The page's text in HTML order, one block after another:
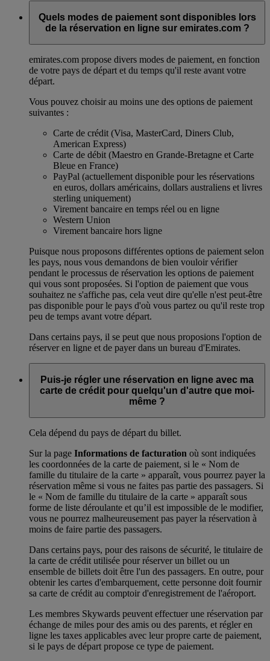
Quels modes de paiement sont disponibles lors
de la réservation en ligne sur emirates.com ?
emirates.com propose divers modes de paiement, en fonction
de votre pays de départ et du temps qu'il reste avant votre
départ.
Vous pouvez choisir au moins une des options de paiement
suivantes :
Carte de crédit (Visa, MasterCard, Diners Club,
American Express)
Carte de débit (Maestro en Grande-Bretagne et Carte
Bleue en France)
PayPal (actuellement disponible pour les réservations
en euros, dollars américains, dollars australiens et livres
sterling uniquement)
Virement bancaire en temps réel ou en ligne
Western Union
Virement bancaire hors ligne
Puisque nous proposons différentes options de paiement selon
les pays, nous vous demandons de bien vouloir vérifier
pendant le processus de réservation les options de paiement
qui vous sont proposées. Si l'option de paiement que vous
souhaitez ne s'affiche pas, cela veut dire qu'elle n'est peut-être
pas disponible pour le pays d'où vous partez ou qu'il reste trop
peu de temps avant votre départ.
Dans certains pays, il se peut que nous proposions l'option de
réserver en ligne et de payer dans un bureau d'Emirates.
Puis-je régler une réservation en ligne avec ma
carte de crédit pour quelqu'un d'autre que moi-
même ?
Cela dépend du pays de départ du billet.
Sur la page Informations de facturation où sont indiquées
les coordonnées de la carte de paiement, si le « Nom de
famille du titulaire de la carte » apparaît, vous pourrez payer la
réservation même si vous ne faites pas partie des passagers. Si
le « Nom de famille du titulaire de la carte » apparaît sous
forme de liste déroulante et qu’il est impossible de le modifier,
vous ne pourrez malheureusement pas payer la réservation à
moins de faire partie des passagers.
Dans certains pays, pour des raisons de sécurité, le titulaire de
la carte de crédit utilisée pour réserver un billet ou un
ensemble de billets doit être l'un des passagers. En outre, pour
obtenir les cartes d'embarquement, cette personne doit fournir
sa carte de crédit au comptoir d'enregistrement de l'aéroport.
Les membres Skywards peuvent effectuer une réservation par
échange de miles pour des amis ou des parents, et régler en
ligne les taxes applicables avec leur propre carte de paiement,
si le pays de départ propose ce type de paiement.